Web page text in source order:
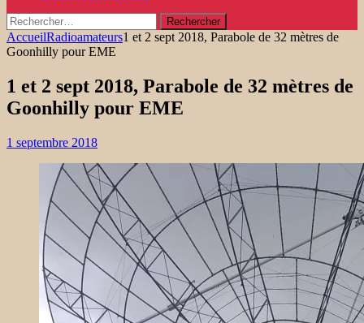
Rechercher :
AccueilRadioamateurs1 et 2 sept 2018, Parabole de 32 mètres de
Goonhilly pour EME
1 et 2 sept 2018, Parabole de 32 mètres de
Goonhilly pour EME
1 septembre 2018